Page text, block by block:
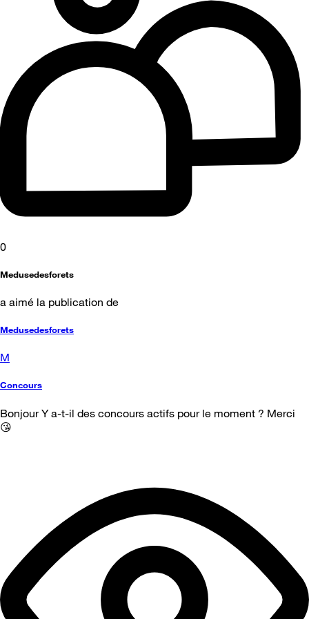
0
Medusedesforets
a aimé la publication de
Medusedesforets
M
Concours
Bonjour Y a-t-il des concours actifs pour le moment ? Merci
😘